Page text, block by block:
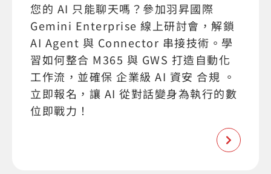
您的 AI 只能聊天嗎？參加羽昇國際
Gemini Enterprise 線上研討會，解鎖
AI Agent 與 Connector 串接技術。學
習如何整合 M365 與 GWS 打造自動化
工作流，並確保 企業級 AI 資安 合規 。
立即報名，讓 AI 從對話變身為執行的數
位即戰力！